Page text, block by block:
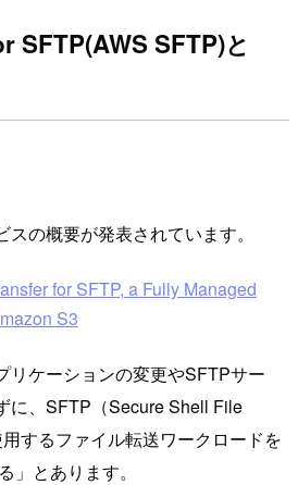
SFTP(AWS SFTP)と
の概要が発表されています。
for SFTP, a Fully Managed
S3
リケーションの変更やSFTPサー
に、SFTP（Secure Shell File
するファイル転送ワークロードを
」とあります。